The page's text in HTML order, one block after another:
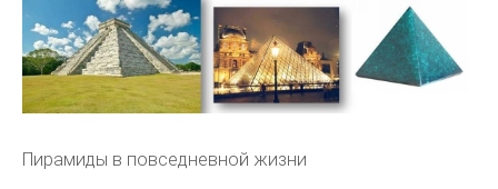
Пирамиды в повседневной жизни